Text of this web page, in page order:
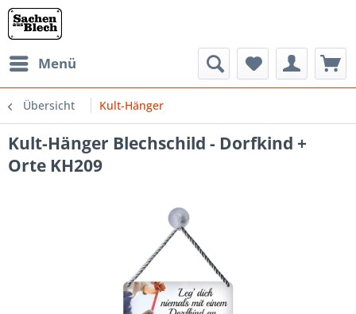
Menü
Übersicht Kult-Hänger
Kult-Hänger Blechschild - Dorfkind +
Orte KH209